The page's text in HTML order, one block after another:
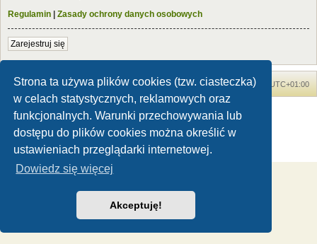
Strona ta używa plików cookies (tzw. ciasteczka)
w celach statystycznych, reklamowych oraz
funkcjonalnych. Warunki przechowywania lub
dostępu do plików cookies można określić w
ustawieniach przeglądarki internetowej.
Dowiedz się więcej
Akceptuję!
Regulamin | Zasady ochrony danych osobowych
Zarejestruj się
Forum Dinozaury.com Strona główna Strefa czasowa UTC+01:00
Dinozaury.com
© 2006-2020
Technologię dostarcza
phpBB
® Forum Software © phpBB Limited
Polski pakiet językowy dostarczaphpBB.pl
Zasady ochrony danych osobowych|Regulamin